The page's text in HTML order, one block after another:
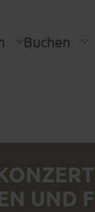
Buchen
UND